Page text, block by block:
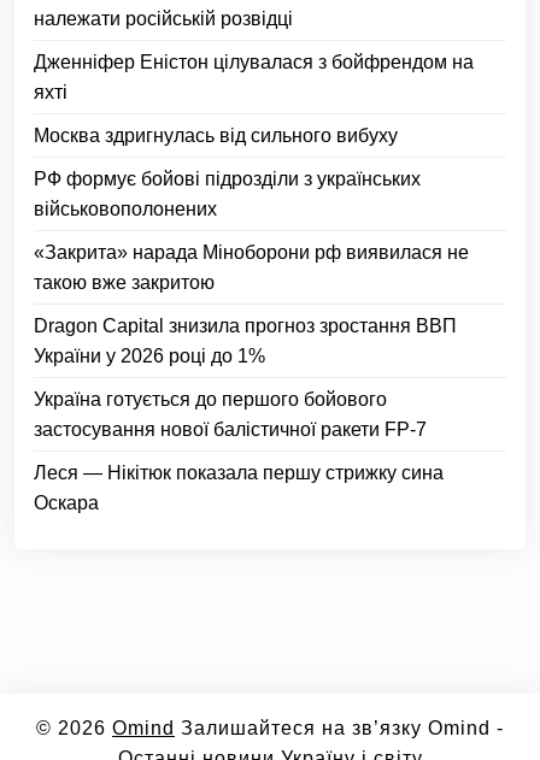
належати російській розвідці
Дженніфер Еністон цілувалася з бойфрендом на
яхті
Москва здригнулась від сильного вибуху
РФ формує бойові підрозділи з українських
військовополонених
«Закрита» нарада Міноборони рф виявилася не
такою вже закритою
Dragon Capital знизила прогноз зростання ВВП
України у 2026 році до 1%
Україна готується до першого бойового
застосування нової балістичної ракети FP-7
Леся — Нікітюк показала першу стрижку сина
Оскара
© 2026 Omind Залишайтеся на зв’язку Omind -